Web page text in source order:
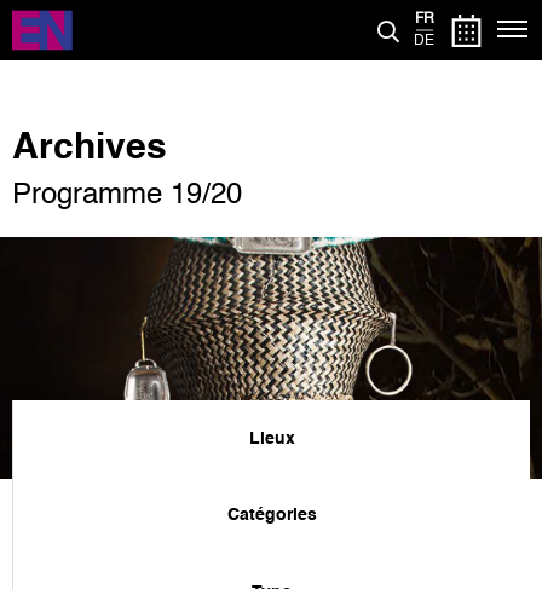
Aller
contenu
FR
DE
Archives
Programme 19/20
Lieux
Catégories